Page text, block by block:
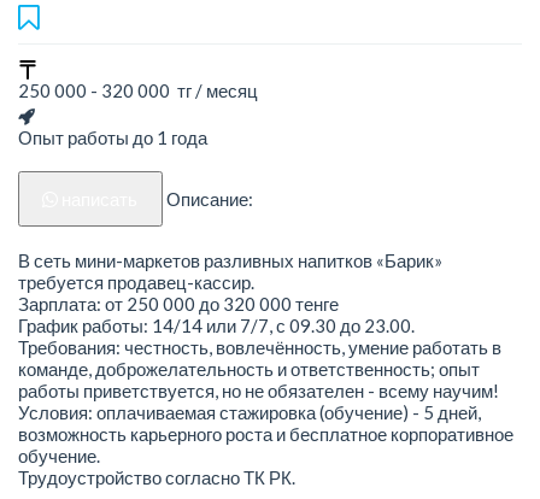
250 000 - 320 000 тг / месяц
Опыт работы до 1 года
Описание:
В сеть мини-маркетов разливных напитков «Барик»
требуется продавец-кассир.
Зарплата: от 250 000 до 320 000 тенге
График работы: 14/14 или 7/7, с 09.30 до 23.00.
Требования: честность, вовлечённость, умение работать в
команде, доброжелательность и ответственность; опыт
работы приветствуется, но не обязателен - всему научим!
Условия: оплачиваемая стажировка (обучение) - 5 дней,
возможность карьерного роста и бесплатное корпоративное
обучение.
Трудоустройство согласно ТК РК.